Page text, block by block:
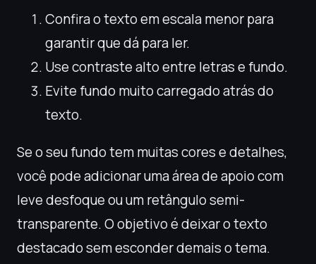
Confira o texto em escala menor para
garantir que dá para ler.
Use contraste alto entre letras e fundo.
Evite fundo muito carregado atrás do
texto.
Se o seu fundo tem muitas cores e detalhes,
você pode adicionar uma área de apoio com
leve desfoque ou um retângulo semi-
transparente. O objetivo é deixar o texto
destacado sem esconder demais o tema.